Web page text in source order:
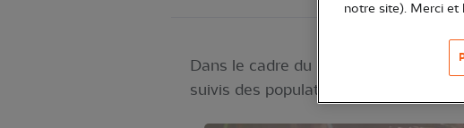
Dans le cadre du LIFE Biodiver’Cité
suivis des populations d'oiseaux
notre site). Merci et